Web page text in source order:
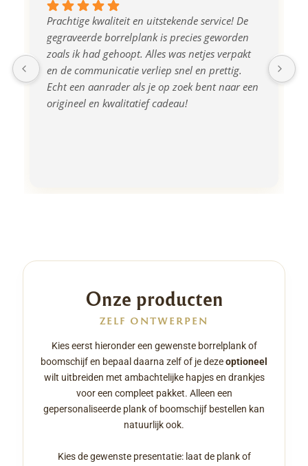
Prachtige kwaliteit en uitstekende service! De
gegraveerde borrelplank is precies geworden
zoals ik had gehoopt. Alles was netjes verpakt
en de communicatie verliep snel en prettig.
Echt een aanrader als je op zoek bent naar een
origineel en kwalitatief cadeau!
Onze producten
ZELF ONTWERPEN
Kies eerst hieronder een gewenste borrelplank of
boomschijf en bepaal daarna zelf of je dezeoptioneel
wilt uitbreiden met ambachtelijke hapjes en drankjes
voor een compleet pakket. Alleen een
gepersonaliseerde plank of boomschijf bestellen kan
natuurlijk ook.
Kies de gewenste presentatie: laat de plank of